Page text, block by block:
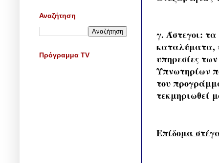
γ. Άστεγοι:
καταλύματα,
υπηρεσίες
Υπνωτηρίων
του
τεκμηριωθεί
Επίδομα
Αναζήτηση
Πρόγραμμα TV